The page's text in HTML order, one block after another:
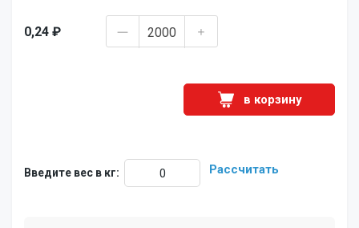
0,24 ₽
в корзину
Введите вес в кг: Рассчитать